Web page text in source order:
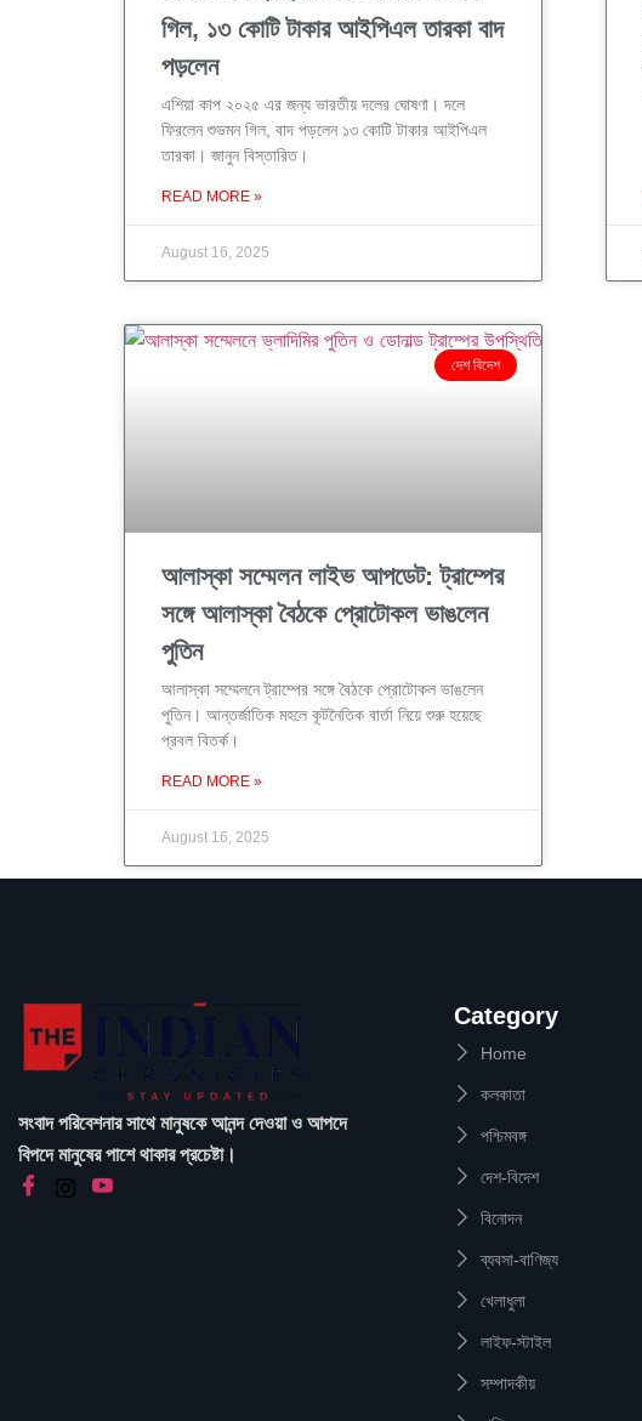
গিল, ১৩ কোটি টাকার আইপিএল তারকা বাদ
পড়লেন
এশিয়া কাপ ২০২৫ এর জন্য ভারতীয় দলের ঘোষণা। দলে
ফিরলেন শুভমন গিল, বাদ পড়লেন ১৩ কোটি টাকার আইপিএল
তারকা। জানুন বিস্তারিত।
READ MORE »
August 16, 2025
দেশ বিদেশ
আলাস্কা সম্মেলন লাইভ আপডেট: ট্রাম্পের
সঙ্গে আলাস্কা বৈঠকে প্রোটোকল ভাঙলেন
পুতিন
আলাস্কা সম্মেলনে ট্রাম্পের সঙ্গে বৈঠকে প্রোটোকল ভাঙলেন
পুতিন। আন্তর্জাতিক মহলে কূটনৈতিক বার্তা নিয়ে শুরু হয়েছে
প্রবল বিতর্ক।
READ MORE »
August 16, 2025
সংবাদ পরিবেশনার সাথে মানুষকে আনন্দ দেওয়া ও আপদে
বিপদে মানুষের পাশে থাকার প্রচেষ্টা।
Category
Home
কলকাতা
পশ্চিমবঙ্গ
দেশ-বিদেশ
বিনোদন
ব্যবসা-বাণিজ্য
খেলাধুলা
লাইফ-স্টাইল
সম্পাদকীয়